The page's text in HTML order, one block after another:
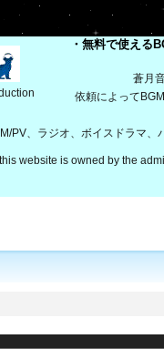
・無料で使える
蒼月
依頼によって
PV、ラジオ、ボイスドラマ
website is owned by the